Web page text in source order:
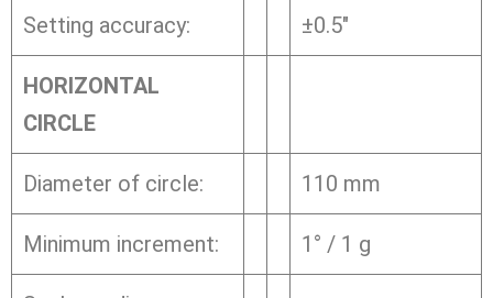
Setting accuracy: ±0.5″
HORIZONTAL
CIRCLE
Diameter of circle: 110 mm
Minimum increment: 1° / 1 g